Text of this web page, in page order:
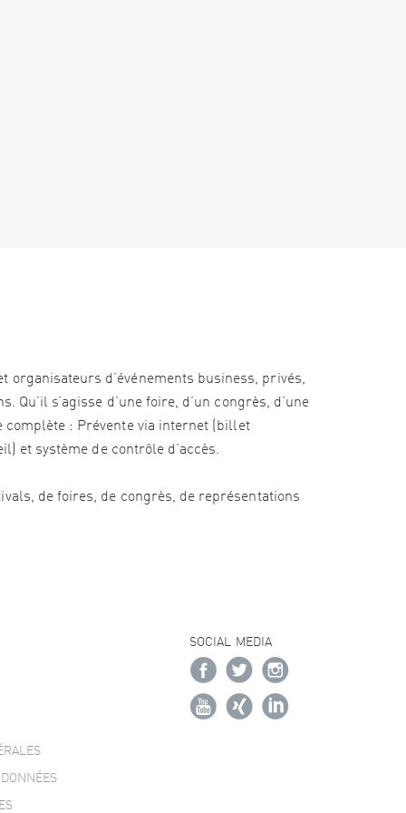
organisateurs d’événements business, privés,
s’agisse d’une foire, d’un congrès, d’une
complète : Prévente via internet (billet
et système de contrôle d’accès.
de foires, de congrès, de représentations
SOCIAL MEDIA